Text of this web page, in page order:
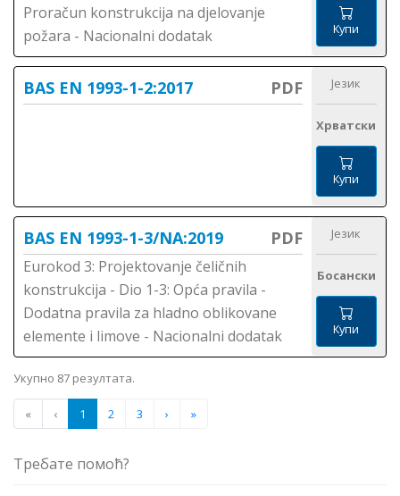
Proračun konstrukcija na djelovanje
požara - Nacionalni dodatak
Купи
BAS EN 1993-1-2:2017 PDF Језик
Хрватски
Купи
BAS EN 1993-1-3/NA:2019 PDF
Eurokod 3: Projektovanje čeličnih
konstrukcija - Dio 1-3: Opća pravila -
Dodatna pravila za hladno oblikovane
elemente i limove - Nacionalni dodatak
Језик
Босански
Купи
Укупно 87 резултата.
« ‹ 1 2 3 › »
Требате помоћ?